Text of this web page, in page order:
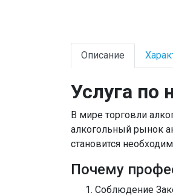
Описание
Услуга по
В мире торговли
алкогольный рынок
становится
Почему
Соблюдение